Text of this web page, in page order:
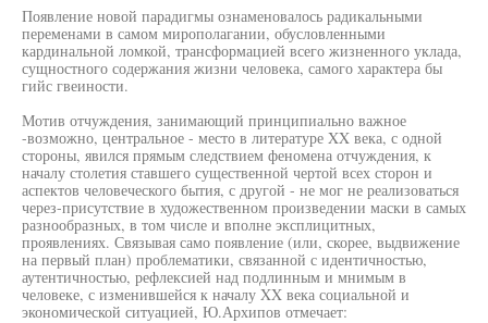
Появление новой парадигмы ознаменовалось радикальными
переменами в самом мирополагании, обусловленными
кардинальной ломкой, трансформацией всего жизненного уклада,
сущностного содержания жизни человека, самого характера бы
гийс гвеиности.
Мотив отчуждения, занимающий принципиально важное
-возможно, центральное - место в литературе XX века, с одной
стороны, явился прямым следствием феномена отчуждения, к
началу столетия ставшего существенной чертой всех сторон и
аспектов человеческого бытия, с другой - не мог не реализоваться
через-присутствие в художественном произведении маски в самых
разнообразных, в том числе и вполне эксплицитных,
проявлениях. Связывая само появление (или, скорее, выдвижение
на первый план) проблематики, связанной с идентичностью,
аутентичностью, рефлексией над подлинным и мнимым в
человеке, с изменившейся к началу XX века социальной и
экономической ситуацией, Ю.Архипов отмечает: